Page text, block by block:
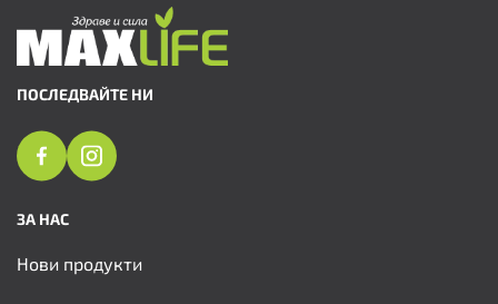
ПОСЛЕДВАЙТЕ НИ
ЗА НАС
Нови продукти